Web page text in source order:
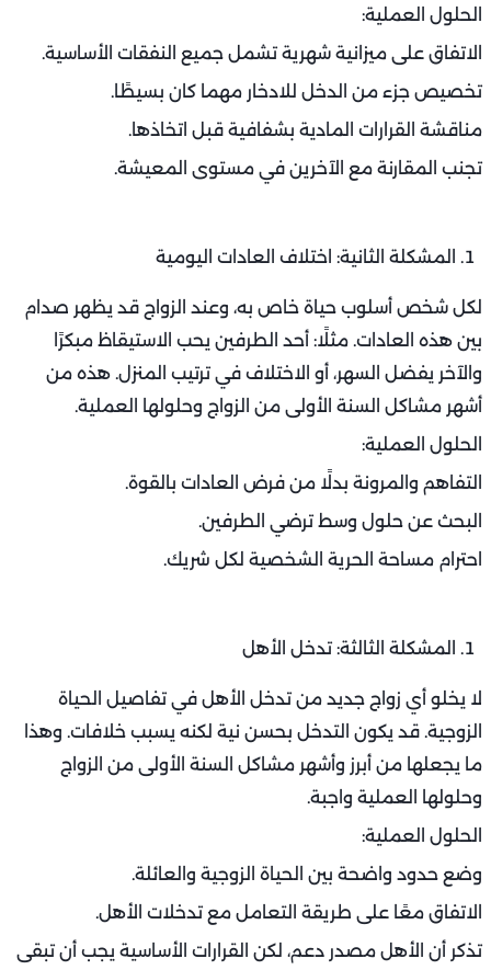
الحلول العملية:
الاتفاق على ميزانية شهرية تشمل جميع النفقات الأساسية.
تخصيص جزء من الدخل للادخار مهما كان بسيطًا.
مناقشة القرارات المادية بشفافية قبل اتخاذها.
تجنب المقارنة مع الآخرين في مستوى المعيشة.
المشكلة الثانية: اختلاف العادات اليومية
لكل شخص أسلوب حياة خاص به، وعند الزواج قد يظهر صدام
بين هذه العادات. مثلًا: أحد الطرفين يحب الاستيقاظ مبكرًا
والآخر يفضل السهر، أو الاختلاف في ترتيب المنزل. هذه من
أشهر مشاكل السنة الأولى من الزواج وحلولها العملية.
الحلول العملية:
التفاهم والمرونة بدلًا من فرض العادات بالقوة.
البحث عن حلول وسط ترضي الطرفين.
احترام مساحة الحرية الشخصية لكل شريك.
المشكلة الثالثة: تدخل الأهل
لا يخلو أي زواج جديد من تدخل الأهل في تفاصيل الحياة
الزوجية. قد يكون التدخل بحسن نية لكنه يسبب خلافات. وهذا
ما يجعلها من أبرز وأشهر مشاكل السنة الأولى من الزواج
وحلولها العملية واجبة.
الحلول العملية:
وضع حدود واضحة بين الحياة الزوجية والعائلة.
الاتفاق معًا على طريقة التعامل مع تدخلات الأهل.
تذكر أن الأهل مصدر دعم، لكن القرارات الأساسية يجب أن تبقى